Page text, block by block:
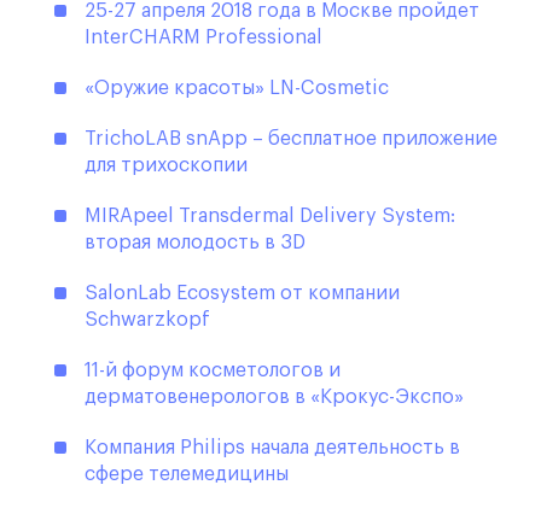
25-27 апреля 2018 года в Москве пройдет
InterCHARM Professional
«Оружие красоты» LN-Cosmetic
TrichoLAB snApp – бесплатное приложение
для трихоскопии
MIRApeel Transdermal Delivery System:
вторая молодость в 3D
SalonLab Ecosystem от компании
Schwarzkopf
11-й форум косметологов и
дерматовенерологов в «Крокус-Экспо»
Компания Philips начала деятельность в
сфере телемедицины